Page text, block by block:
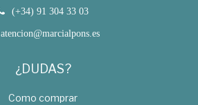
(+34) 91 304 33 03
atencion@marcialpons.es
¿DUDAS?
Como comprar